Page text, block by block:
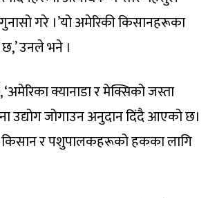
गरे ।’यो अमेरिकी किसानहरूका
उनले भने ।
क्यानाडा र मेक्सिको जस्ता
जोगाउन अनुदान दिंदै आएको छ।
र पशुपालकहरूको हकका लागि